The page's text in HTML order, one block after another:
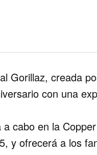
Gorillaz, creada
con una
cabo en la
y ofrecerá a los